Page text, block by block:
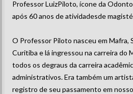
Professor LuizPiloto, ícone da
após 60 anos de atividadesde
O Professor Piloto nasceu em Mafra,
Curitiba e lá ingressou na carreira do
todos os degraus da carreira
administrativos. Era também um
registro de seu passamento em